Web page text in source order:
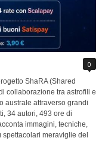
0
ShaRA (Shared
collaborazione tra astrofili e
australe attraverso grandi
34 autori, 493 ore di
immagini, tecniche,
meraviglie del